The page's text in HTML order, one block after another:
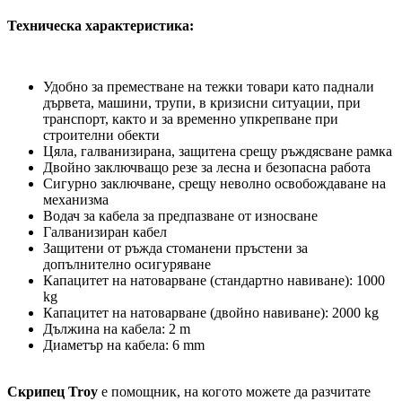
Техническа характеристика:
Удобно за преместване на тежки товари като паднали
дървета, машини, трупи, в кризисни ситуации, при
транспорт, както и за временно упкрепване при
строителни обекти
Цяла, галванизирана, защитена срещу ръждясване рамка
Двойно заключващо резе за лесна и безопасна работа
Сигурно заключване, срещу неволно освобождаване на
механизма
Водач за кабела за предпазване от износване
Галванизиран кабел
Защитени от ръжда стоманени пръстени за
допълнително осигуряване
Капацитет на натоварване (стандартно навиване): 1000
kg
Капацитет на натоварване (двойно навиване): 2000 kg
Дължина на кабела: 2 m
Диаметър на кабела: 6 mm
Скрипец Troy е помощник, на когото можете да разчитате